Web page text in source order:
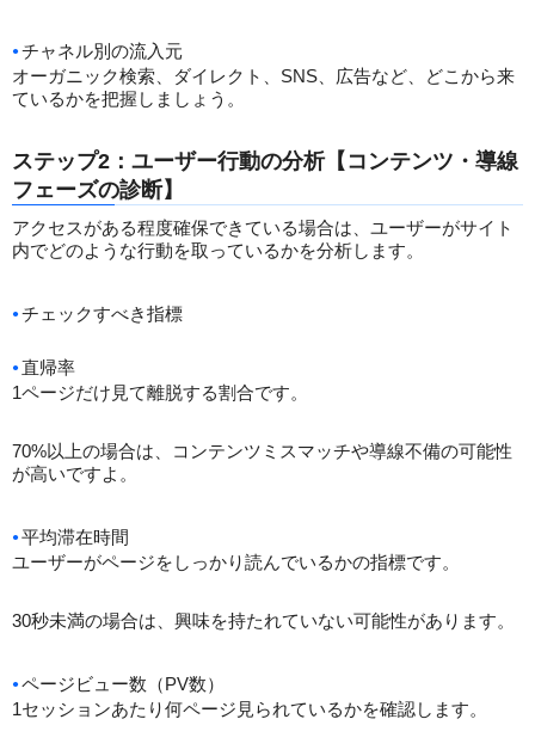
チャネル別の流入元
オーガニック検索、ダイレクト、SNS、広告など、どこから来
ているかを把握しましょう。
ステップ2：ユーザー行動の分析【コンテンツ・導線
フェーズの診断】
アクセスがある程度確保できている場合は、ユーザーがサイト
内でどのような行動を取っているかを分析します。
チェックすべき指標
直帰率
1ページだけ見て離脱する割合です。
70%以上の場合は、コンテンツミスマッチや導線不備の可能性
が高いですよ。
平均滞在時間
ユーザーがページをしっかり読んでいるかの指標です。
30秒未満の場合は、興味を持たれていない可能性があります。
ページビュー数（PV数）
1セッションあたり何ページ見られているかを確認します。